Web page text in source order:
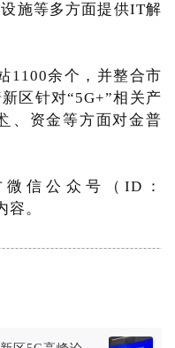
施等多方面提供IT解
1100余个，并整合市
区针对“5G+”相关产
、资金等方面对金普
信公众号（ID：
。